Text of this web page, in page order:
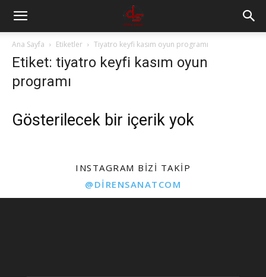
Ana Sayfa Etiketler Tiyatro keyfi kasım oyun programı
Etiket: tiyatro keyfi kasım oyun
programı
Gösterilecek bir içerik yok
INSTAGRAM BIZI TAKIP
@DIRENSANATCOM